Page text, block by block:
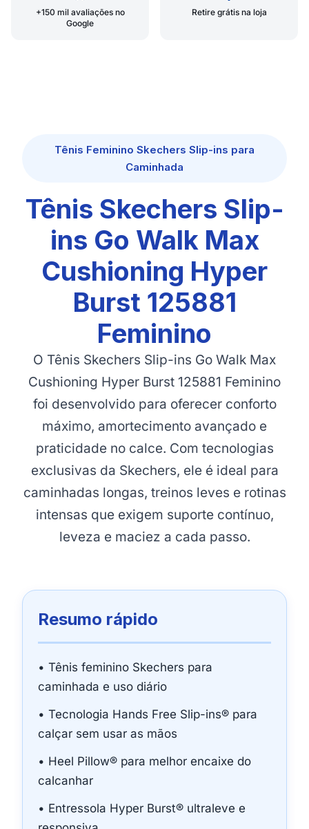
+150 mil avaliações no
Google
Retire grátis na loja
Tênis Feminino Skechers Slip-ins para
Caminhada
Tênis Skechers Slip-
ins Go Walk Max
Cushioning Hyper
Burst 125881
Feminino
O Tênis Skechers Slip-ins Go Walk Max
Cushioning Hyper Burst 125881 Feminino
foi desenvolvido para oferecer conforto
máximo, amortecimento avançado e
praticidade no calce. Com tecnologias
exclusivas da Skechers, ele é ideal para
caminhadas longas, treinos leves e rotinas
intensas que exigem suporte contínuo,
leveza e maciez a cada passo.
Resumo rápido
• Tênis feminino Skechers para
caminhada e uso diário
• Tecnologia Hands Free Slip-ins® para
calçar sem usar as mãos
• Heel Pillow® para melhor encaixe do
calcanhar
• Entressola Hyper Burst® ultraleve e